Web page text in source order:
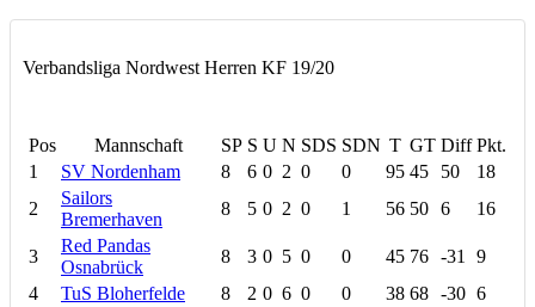
Verbandsliga Nordwest Herren KF 19/20
Pos Mannschaft SP S U N SDS SDN T GT Diff Pkt.
1
SV Nordenham 8 6 0 2 0 0 95 45 50
18
2
Sailors
Bremerhaven
8 5 0 2 0 1 56 50 6 16
3
Red Pandas
Osnabrück
8 3 0 5 0 0 45 76 -31
9
4
TuS Bloherfelde 8 2 0 6 0 0 38 68 -30 6